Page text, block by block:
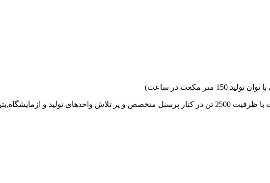
جهاد بتن با فضای کارگاهی و به کار گیری سه دستگاه بچینگ پلانت با ظرفیت 2500 تن در کنار پرسنل متخصص و پر تلاش